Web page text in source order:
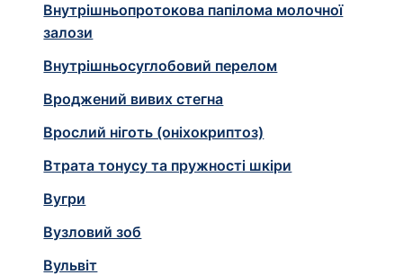
Внутрішньопротокова папілома молочної
залози
Внутрішньосуглобовий перелом
Вроджений вивих стегна
Врослий ніготь (оніхокриптоз)
Втрата тонусу та пружності шкіри
Вугри
Вузловий зоб
Вульвіт